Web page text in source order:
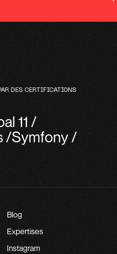
DES CERTIFICATIONS
11 /
/Symfony/
Blog
Expertises
Instagram